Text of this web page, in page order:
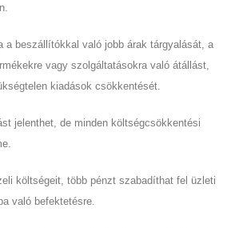
a beszállítókkal való jobb árak tárgyalását, a
vagy szolgáltatásokra való átállást,
kiadások csökkentését.
jelenthet, de minden költségcsökkentési
költségeit, több pénzt szabadíthat fel üzleti
való befektetésre.